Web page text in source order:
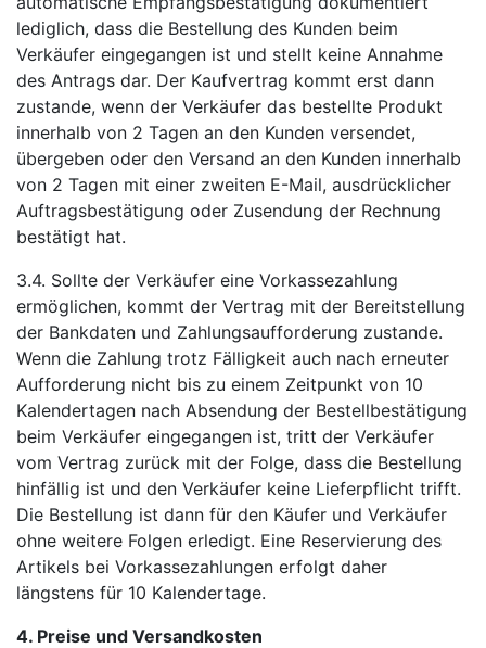
lediglich, dass die Bestellung des Kunden beim
Verkäufer eingegangen ist und stellt keine Annahme
des Antrags dar. Der Kaufvertrag kommt erst dann
zustande, wenn der Verkäufer das bestellte Produkt
innerhalb von 2 Tagen an den Kunden versendet,
übergeben oder den Versand an den Kunden innerhalb
von 2 Tagen mit einer zweiten E-Mail, ausdrücklicher
Auftragsbestätigung oder Zusendung der Rechnung
bestätigt hat.
3.4. Sollte der Verkäufer eine Vorkassezahlung
ermöglichen, kommt der Vertrag mit der Bereitstellung
der Bankdaten und Zahlungsaufforderung zustande.
Wenn die Zahlung trotz Fälligkeit auch nach erneuter
Aufforderung nicht bis zu einem Zeitpunkt von 10
Kalendertagen nach Absendung der Bestellbestätigung
beim Verkäufer eingegangen ist, tritt der Verkäufer
vom Vertrag zurück mit der Folge, dass die Bestellung
hinfällig ist und den Verkäufer keine Lieferpflicht trifft.
Die Bestellung ist dann für den Käufer und Verkäufer
ohne weitere Folgen erledigt. Eine Reservierung des
Artikels bei Vorkassezahlungen erfolgt daher
längstens für 10 Kalendertage.
4. Preise und Versandkosten